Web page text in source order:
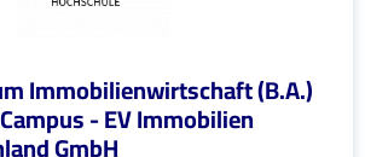
Immobilienwirtschaft (B.A.)
- EV Immobilien
GmbH